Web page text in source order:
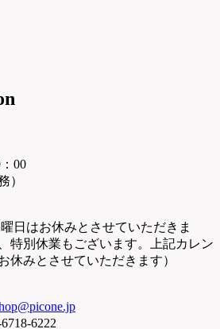
00
）
日はお休みとさせていただきま
特別休業もございます。上記カレン
休みとさせていただきます）
6222